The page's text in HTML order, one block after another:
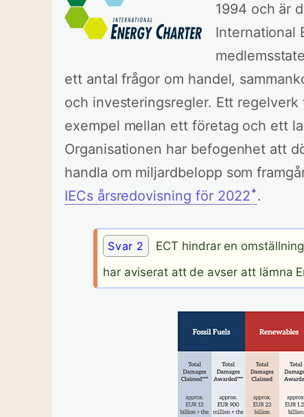
1994 och är
International
ett antal frågor om handel,
och investeringsregler. Ett
exempel mellan ett företag och ett
Organisationen har befogenhet att
handla om miljardbelopp som
IECs årsredovisning för 2022ꜜ.
Svar 2
ECT hindrar en
har aviserat att de avser att lämna